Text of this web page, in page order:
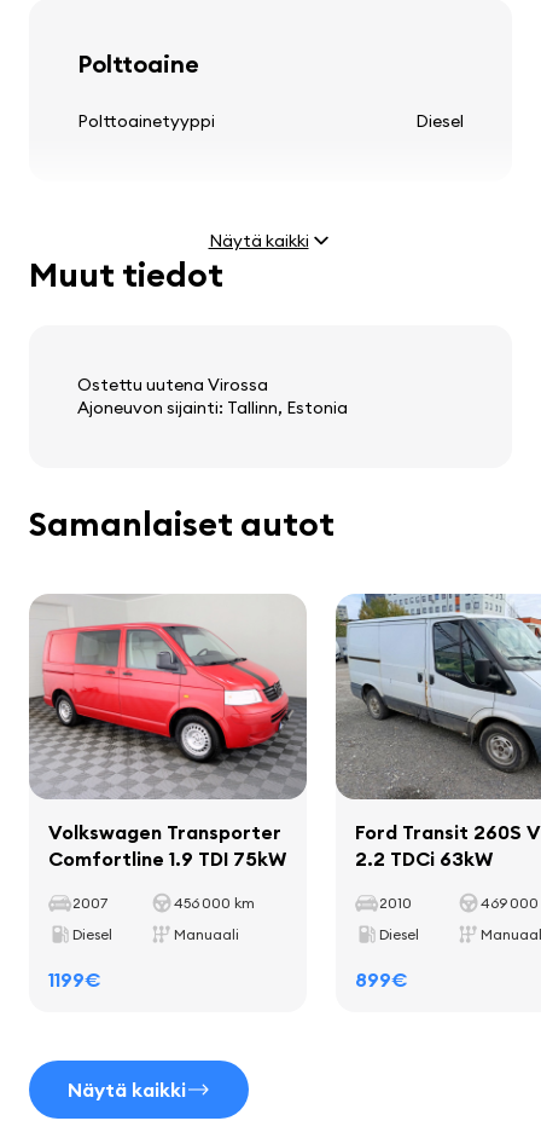
stereo
kaiuttimet
matot
mukitelineet
Istuimet
sähköiset ikkunannostimet
kohdevalot
Polttoaine
Polttoainetyyppi Diesel
Moottori
550 kg
Akseliväli
2601 mm
Näytä kaikki
Muut tiedot
Ostettu uutena Virossa
Ajoneuvon sijainti: Tallinn, Estonia
Samanlaiset autot
Volkswagen Transporter
Comfortline 1.9 TDI 75kW
2007
456 000 km
Diesel
Manuaali
1199€
Ford Transit 260S
2.2 TDCi 63kW
2010
469 000
Diesel
899€
Näytä kaikki